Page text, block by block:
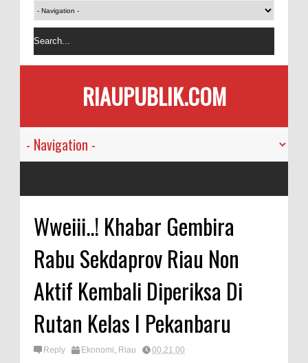
RIAUPUBLIK.COM
Wweiii..! Khabar Gembira
Rabu Sekdaprov Riau Non
Aktif Kembali Diperiksa Di
Rutan Kelas I Pekanbaru
Reply Ekonomi, Riau 00.21.00